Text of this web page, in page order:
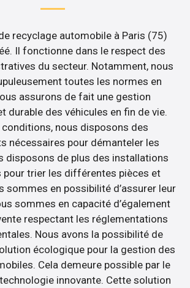
recyclage automobile à Paris (75)
Il fonctionne dans le respect des
du secteur. Notamment, nous
toutes les normes en
assurons de fait une gestion
durable des véhicules en fin de vie.
conditions, nous disposons des
nécessaires pour démanteler les
disposons de plus des installations
pour trier les différentes pièces et
sommes en possibilité d’assurer leur
sommes en capacité d’également
respectant les réglementations
Nous avons la possibilité de
écologique pour la gestion des
Cela demeure possible par le
innovante. Cette solution